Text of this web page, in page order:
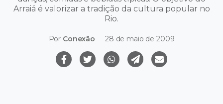
Arraiá é valorizar a tradição da cultura popular no
Rio.
Por Conexão 28 de maio de 2009